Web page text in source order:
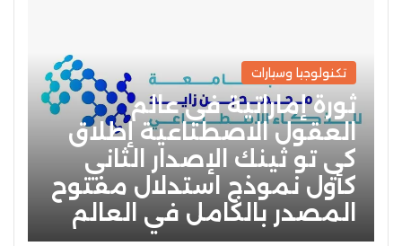
تكنولوجيا وسيارات
ثورة إماراتية في عالم
العقول الاصطناعية إطلاق
كي تو ثينك الإصدار الثاني
كأول نموذج استدلال مفتوح
المصدر بالكامل في العالم